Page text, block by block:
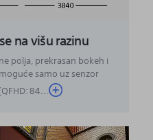
na višu razinu
polja, prekrasan bokeh i
samo uz senzor
84...